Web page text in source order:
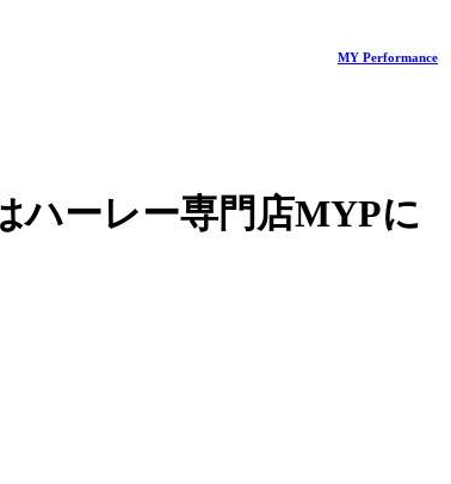
MY Performance
ハーレー専門店MYPに